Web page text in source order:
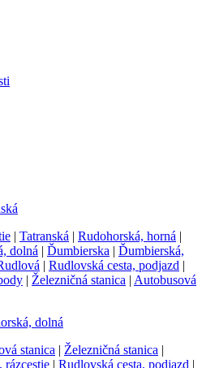
| Tatranská | Rudohorská, horná |
dolná | Ďumbierska | Ďumbierská,
| Rudlovská cesta, podjazd |
| Železničná stanica | Autobusová
dolná
stanica | Železničná stanica |
rázcestie | Rudlovská cesta, podjazd |